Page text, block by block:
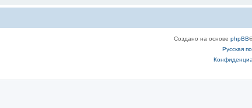
Создано на основе phpBB
Русская